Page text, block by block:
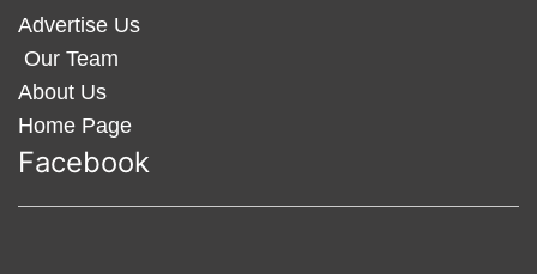
Advertise Us
Our Team
About Us
Home Page
Facebook